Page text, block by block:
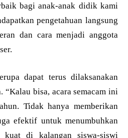
bagi anak-anak didik kami
pengetahuan langsung
dan cara menjadi anggota
dapat terus dilaksanakan
“Kalau bisa, acara semacam ini
Tidak hanya memberikan
efektif untuk menumbuhkan
kuat di kalangan siswa-siswi